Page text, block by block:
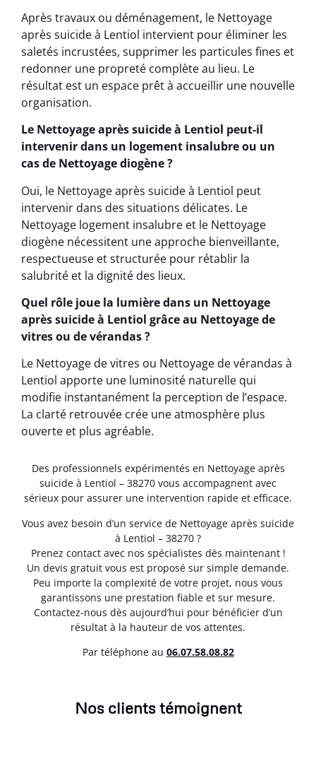
Après travaux ou déménagement, le Nettoyage
après suicide à Lentiol intervient pour éliminer les
saletés incrustées, supprimer les particules fines et
redonner une propreté complète au lieu. Le
résultat est un espace prêt à accueillir une nouvelle
organisation.
Le Nettoyage après suicide à Lentiol peut-il
intervenir dans un logement insalubre ou un
cas de Nettoyage diogène ?
Oui, le Nettoyage après suicide à Lentiol peut
intervenir dans des situations délicates. Le
Nettoyage logement insalubre et le Nettoyage
diogène nécessitent une approche bienveillante,
respectueuse et structurée pour rétablir la
salubrité et la dignité des lieux.
Quel rôle joue la lumière dans un Nettoyage
après suicide à Lentiol grâce au Nettoyage de
vitres ou de vérandas ?
Le Nettoyage de vitres ou Nettoyage de vérandas à
Lentiol apporte une luminosité naturelle qui
modifie instantanément la perception de l’espace.
La clarté retrouvée crée une atmosphère plus
ouverte et plus agréable.
Des professionnels expérimentés en Nettoyage après
suicide à Lentiol – 38270 vous accompagnent avec
sérieux pour assurer une intervention rapide et efficace.
Vous avez besoin d’un service de Nettoyage après suicide
à Lentiol – 38270 ?
Prenez contact avec nos spécialistes dès maintenant !
Un devis gratuit vous est proposé sur simple demande.
Peu importe la complexité de votre projet, nous vous
garantissons une prestation fiable et sur mesure.
Contactez-nous dès aujourd’hui pour bénéficier d’un
résultat à la hauteur de vos attentes.
Par téléphone au 06.07.58.08.82
Nos clients témoignent